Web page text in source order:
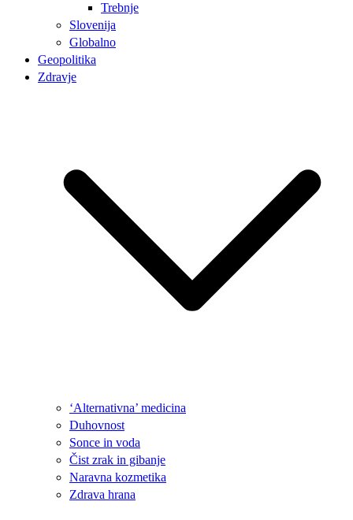
Trebnje
Slovenija
Globalno
Geopolitika
Zdravje
‘Alternativna’ medicina
Duhovnost
Sonce in voda
Čist zrak in gibanje
Naravna kozmetika
Zdrava hrana